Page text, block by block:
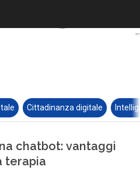
Cittadinanza digitale
chatbot: vantaggi
terapia